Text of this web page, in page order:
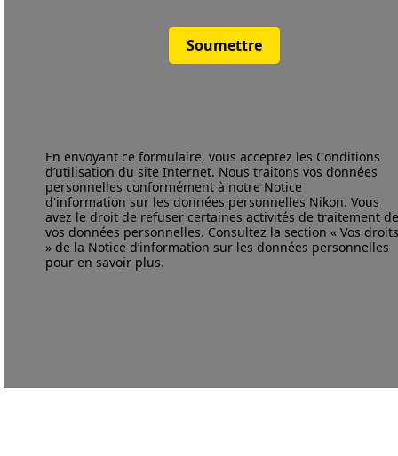
Soumettre
En envoyant ce formulaire, vous acceptez les Conditions
d’utilisation du site Internet. Nous traitons vos données
personnelles conformément à notre Notice
d'information sur les données personnelles Nikon. Vous
avez le droit de refuser certaines activités de traitement
vos données personnelles. Consultez la section « Vos
» de la Notice d’information sur les données personnelles
pour en savoir plus.